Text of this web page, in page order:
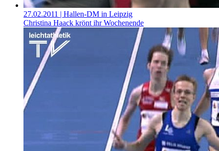
27.02.2011 | Hallen-DM in Leipzig
Christina Haack krönt ihr Wochenende